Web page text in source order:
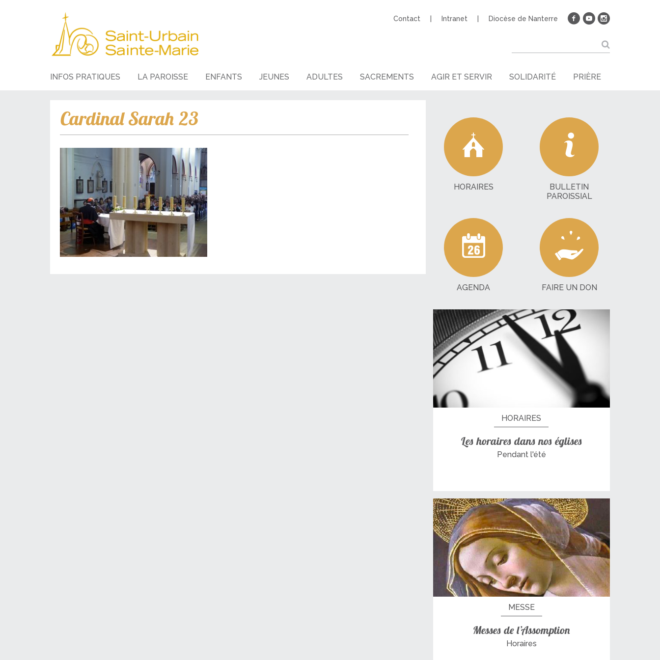
Contact Intranet Diocèse de Nanterre
INFOS PRATIQUES LA PAROISSE ENFANTS JEUNES ADULTES SACREMENTS AGIR ET SERVIR SOLIDARITÉ PRIÈRE
Cardinal Sarah 23
HORAIRES
BULLETIN
PAROISSIAL
AGENDA FAIRE UN DON
HORAIRES
Les horaires dans nos églises
Pendant l'été
MESSE
Messes de l’Assomption
Horaires